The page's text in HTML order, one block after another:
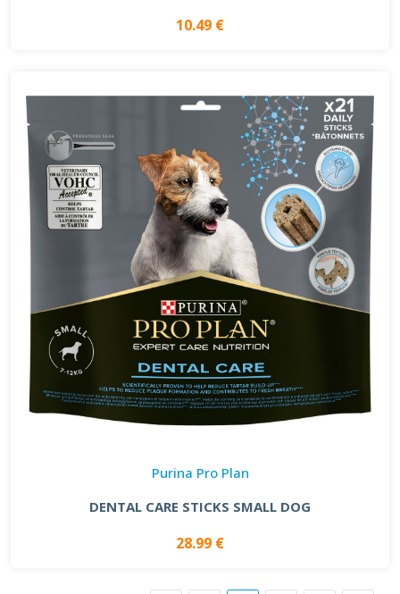
10.49 €
Purina Pro Plan
DENTAL CARE STICKS SMALL DOG
28.99 €